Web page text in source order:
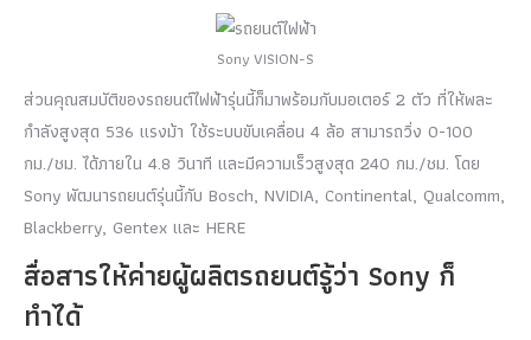
Sony VISION-S
ส่วนคุณสมบัติของรถยนต์ไฟฟ้ารุ่นนี้ก็มาพร้อมกับมอเตอร์ 2 ตัว ที่ให้พละ
กำลังสูงสุด 536 แรงม้า ใช้ระบบขับเคลื่อน 4 ล้อ สามารถวิ่ง 0-100
กม./ชม. ได้ภายใน 4.8 วินาที และมีความเร็วสูงสุด 240 กม./ชม. โดย
Sony พัฒนารถยนต์รุ่นนี้กับ Bosch, NVIDIA, Continental, Qualcomm,
Blackberry, Gentex และ HERE
สื่อสารให้ค่ายผู้ผลิตรถยนต์รู้ว่า Sony ก็
ทำได้